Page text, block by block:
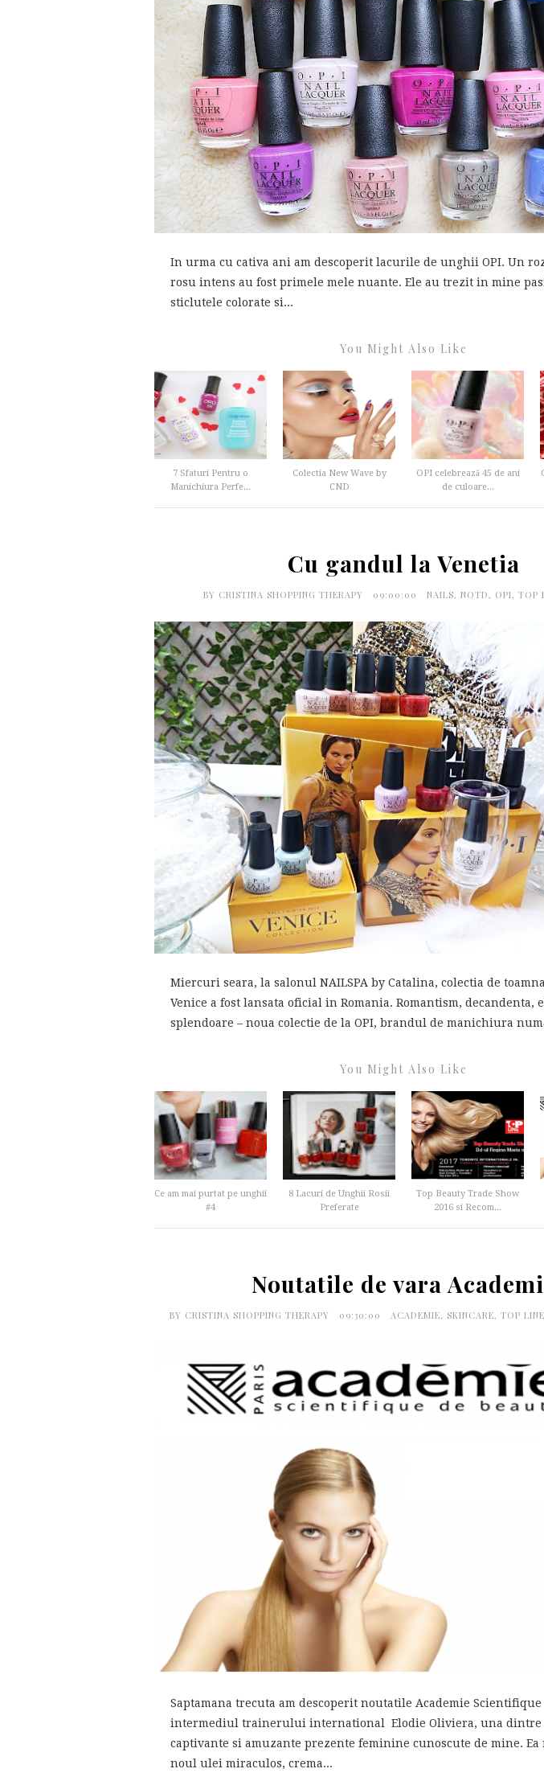
In urma cu cativa ani am descoperit lacurile de unghii OPI. Un
rosu intens au fost primele mele nuante. Ele au trezit in mine
sticlutele colorate si...
You Might Also Like
7 Sfaturi Pentru o
Manichiura Perfe...
Colectia New Wave by
CND
OPI celebrează 45 de ani
de culoare...
Cu gandul la Venetia
BY CRISTINA SHOPPING THERAPY 09:00:00 NAILS, NOTD, OPI, TOP
Miercuri seara, la salonul NAILSPA by Catalina, colectia de
Venice a fost lansata oficial in Romania. Romantism, decandenta,
splendoare – noua colectie de la OPI, brandul de manichiura
You Might Also Like
Ce am mai purtat pe unghii
#4
8 Lacuri de Unghii Rosii
Preferate
Top Beauty Trade Show
2016 si Recom...
Noutatile de vara
BY CRISTINA SHOPPING THERAPY 09:30:00 ACADEMIE, SKINCARE, TOP LINE
Saptamana trecuta am descoperit noutatile Academie
intermediul trainerului international Elodie Oliviera, una dintre
captivante si amuzante prezente feminine cunoscute de mine. Ea
noul ulei miraculos, crema...